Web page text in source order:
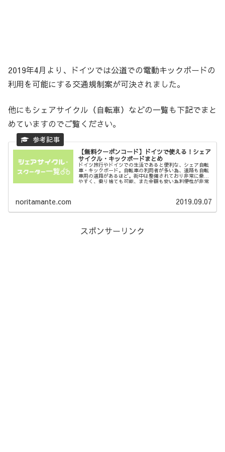
2019年4月より、ドイツでは公道での電動キックボードの
利用を可能にする交通規制案が可決されました。
他にもシェアサイクル（自転車）などの一覧も下記でまと
めていますのでご覧ください。
【無料クーポンコード】ドイツで使える！シェア
サイクル・キックボードまとめ
ドイツ旅行やドイツでの生活であると便利な、シェア自転
車・キックボード。自転車の利用者が多い為、道路も自転
車用の道路があるほど。街中は整備されており非常に乗り
やすく、乗り捨ても可能、また金額も安い為利便性が非常
noritamante.com 2019.09.07
スポンサーリンク